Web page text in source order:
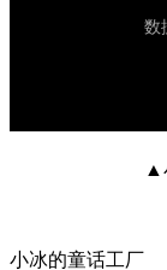
▲
小冰的童话工厂